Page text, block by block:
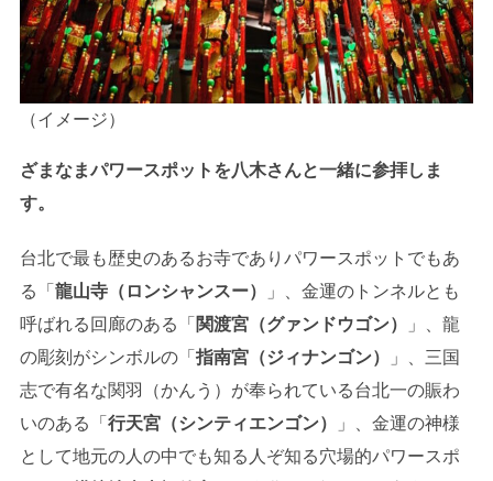
（イメージ）
ざまなまパワースポットを八木さんと一緒に参拝しま
す。
台北で最も歴史のあるお寺でありパワースポットでもあ
る「 龍山寺（ロンシャンスー）
」、金運のトンネルとも
呼ばれる回廊のある「 関渡宮（グァンドウゴン）
」、龍
の彫刻がシンボルの「 指南宮（ジィナンゴン）
」、三国
志で有名な関羽（かんう）が奉られている台北一の賑わ
いのある「 行天宮（シンティエンゴン）
」、金運の神様
として地元の人の中でも知る人ぞ知る穴場的パワースポ